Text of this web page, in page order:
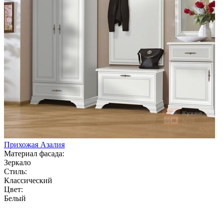
Прихожая Азалия
Материал фасада:
Зеркало
Стиль:
Классический
Цвет:
Белый